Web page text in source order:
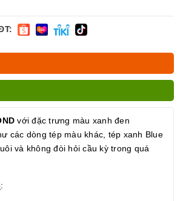
với đặc trưng màu xanh đen
các dòng tép màu khác, tép xanh Blue
và không đòi hỏi cầu kỳ trong quá
: